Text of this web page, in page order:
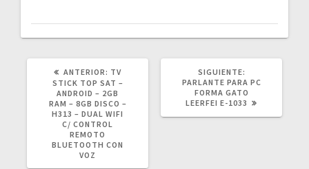
ANTERIOR: POST
ANTERIOR:
TV
STICK TOP SAT –
ANDROID – 2GB
RAM – 8GB DISCO –
H313 – DUAL WIFI
C/ CONTROL
REMOTO
BLUETOOTH CON
VOZ
SIGUIENTE:
POST:
PARLANTE PARA PC
FORMA GATO
LEERFEI E-1033